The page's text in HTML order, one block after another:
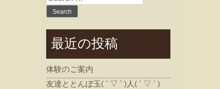
for:
最近の投稿
体験のご案内
友達ととんぼ玉( ´ ▽ ` )人( ´ ▽ ` )